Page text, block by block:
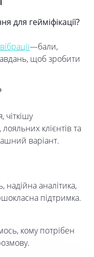
для гейміфікації?
—бали,
щоб зробити
клієнтів та
варіант.
надійна аналітика,
підтримка.
кому потрібен